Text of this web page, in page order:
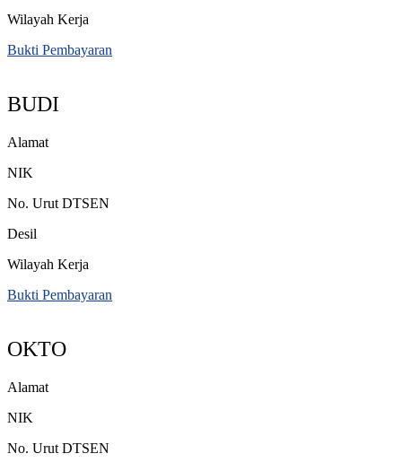
Wilayah Kerja
Bukti Pembayaran
BUDI
Alamat
NIK
No. Urut DTSEN
Desil
Wilayah Kerja
Bukti Pembayaran
OKTO
Alamat
NIK
No. Urut DTSEN